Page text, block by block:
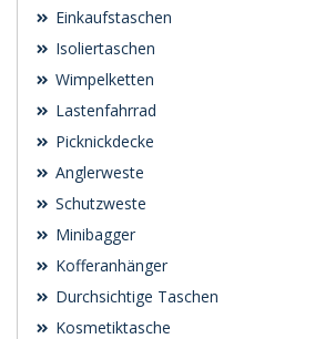
Einkaufstaschen
Isoliertaschen
Wimpelketten
Lastenfahrrad
Picknickdecke
Anglerweste
Schutzweste
Minibagger
Kofferanhänger
Durchsichtige Taschen
Kosmetiktasche